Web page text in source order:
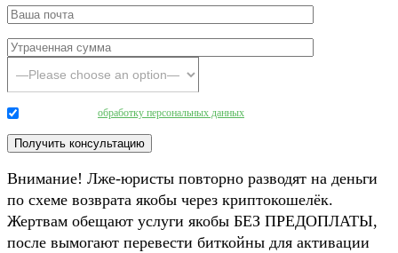
обработку персональных данных
Внимание! Лже-юристы повторно разводят на деньги
по схеме возврата якобы через криптокошелёк.
Жертвам обещают услуги якобы БЕЗ ПРЕДОПЛАТЫ,
после вымогают перевести биткойны для активации